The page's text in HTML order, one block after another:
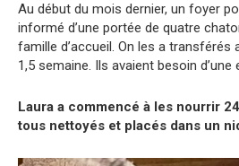
Au début du mois dernier, un foyer
informé d’une portée de quatre
famille d’accueil. On les a transférés
1,5 semaine. Ils avaient besoin d’une
Laura a commencé à les nourrir
tous nettoyés et placés dans un